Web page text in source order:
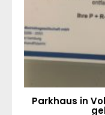
Parkhaus in